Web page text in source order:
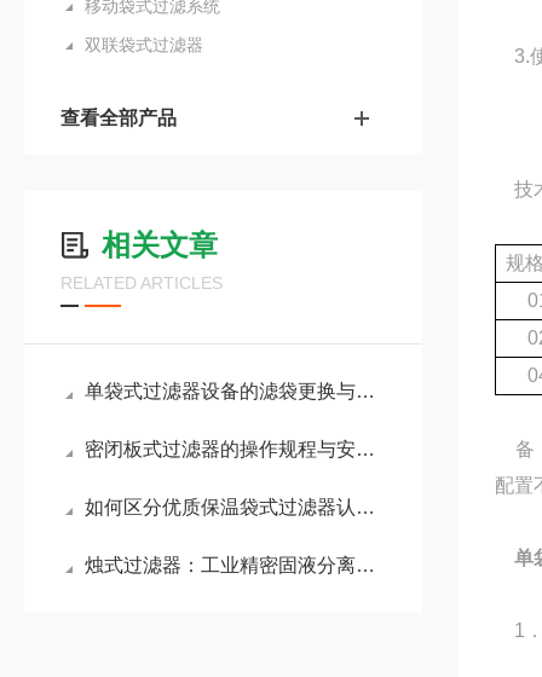
移动袋式过滤系统
双联袋式过滤器
查看全部产品
相关文章
RELATED ARTICLES
单袋式过滤器设备的滤袋更换与清洁方法说明
密闭板式过滤器的操作规程与安全注意事项
如何区分优质保温袋式过滤器认准这几项核心配置
烛式过滤器：工业精密固液分离过滤设备解析
3.
技
规
备
配置
单
1．